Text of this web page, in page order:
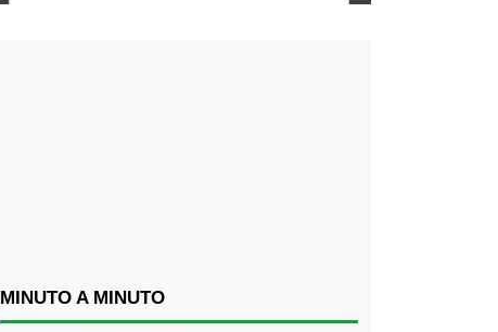
MINUTO A MINUTO